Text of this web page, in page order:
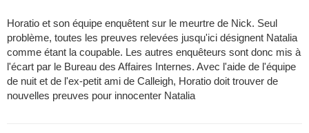
Horatio et son équipe enquêtent sur le meurtre de Nick. Seul
problème, toutes les preuves relevées jusqu'ici désignent Natalia
comme étant la coupable. Les autres enquêteurs sont donc mis à
l'écart par le Bureau des Affaires Internes. Avec l'aide de l'équipe
de nuit et de l'ex-petit ami de Calleigh, Horatio doit trouver de
nouvelles preuves pour innocenter Natalia